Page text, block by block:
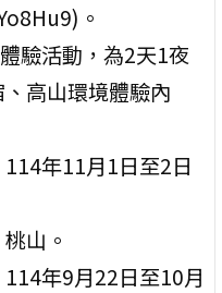
。
驗活動，為2天1夜
高山環境體驗內
年11月1日至2日
山。
年9月22日至10月